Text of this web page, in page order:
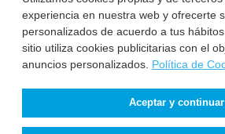
experiencia en nuestra web y ofrecerte
personalizados de acuerdo a tus
sitio utiliza cookies publicitarias con el
anuncios personalizados. Política de
Aceptar y continuar